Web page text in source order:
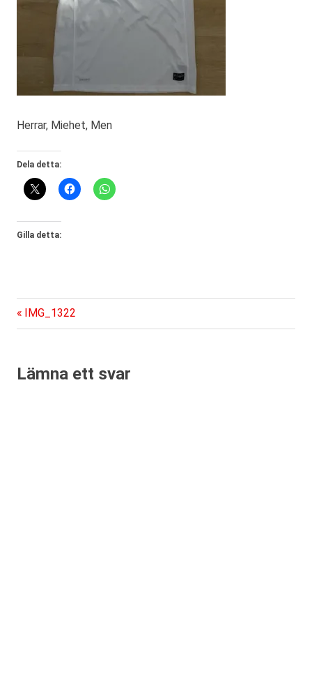
Herrar, Miehet, Men
Dela detta:
Gilla detta:
Inläggsnavigering
Föregående
inlägg:
IMG_1322
Lämna ett svar